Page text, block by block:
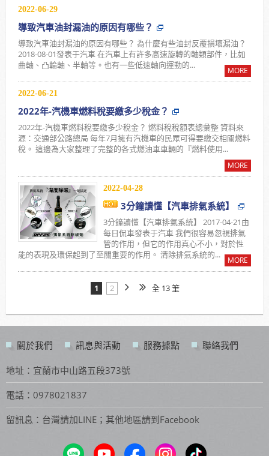
2022-06-29
導致汽車油封漏油的原因有哪些？
導致汽車油封漏油的原因有哪些？ 為什麼有些油封反覆損壞漏油？
2018-08-01發表于汽車 在汽車上有許多高速旋轉的軸類部件，比如
曲軸、凸輪軸、半軸等。也有一些低速軸向運動的...
MORE
2022-06-21
2022年-汽機車燃料稅要繳多少稅金？
2022年-汽機車燃料稅要繳多少稅金？ 燃料稅稅額表總彙整 資料來
源：交通部公路總局 每年7月擁有汽機車的民眾可得要繳交相關燃料
稅。 這邊為大家整理了完整的各式燃油車車輛的『燃料使用...
MORE
2022-04-28
3分鐘讀懂【汽車排氣系統】
3分鐘讀懂【汽車排氣系統】 2017-04-21由
每日侃車發表于汽車 我們很容易忽視排氣
管的作用，但它的作用真心不小，對於性
能的表現及環保起到了至關重要的作用。 清除排氣系統的...
MORE
1 2 全 13 筆
關於我們 訊息與活動 服務據點 聯絡我們
地址：宜蘭市中山路五段373號
電話：0978021837
留訊息：台灣請加LINE；其他地區請到Facebook